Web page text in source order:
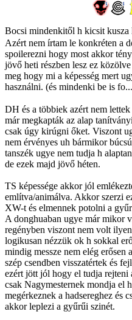
Bocsi mindenkitől h kicsit kusza
Azért nem írtam le konkréten a
spoilerezni hogy most akkor
jövő heti részben lesz ez
meg hogy mi a képesség mert
használni. (és mindenki be is
DH és a többiek azért nem
már megkapták az alap
csak úgy kirúgni őket. Viszont
nem érvényes uh bármikor
tanszék ugye nem tudja h
de ezek majd jövő héten.
TS képessége akkor jól
említva/animálva. Akkor szerzi
XW-t és elmennek potolni a
A donghuaban ugye már mikor
regényben viszont nem volt
logikusan nézzük ok h sokkal
mindig messze nem elég
szép csendben visszatértek és
ezért jött jól hogy el tudja rejteni
csak Nagymesternek mondja el
megérkeznek a hadsereghez és
akkor leplezi a gyűrűi szinét.